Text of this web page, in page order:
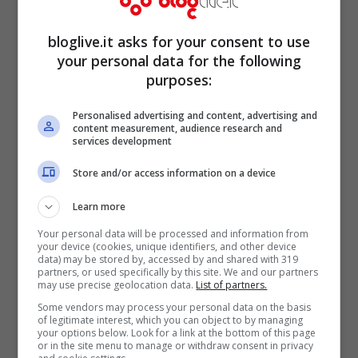
Il premier Giuseppe Conte (Facebook)
Il Presidente del Consiglio Giuseppe Conte
bloglive.it asks for your consent to use
your personal data for the following
purposes:
Personalised advertising and content, advertising and
content measurement, audience research and
services development
Store and/or access information on a device
Learn more
Your personal data will be processed and information from
your device (cookies, unique identifiers, and other device
data) may be stored by, accessed by and shared with 319
partners, or used specifically by this site. We and our partners
may use precise geolocation data. List of partners.
Some vendors may process your personal data on the basis
of legitimate interest, which you can object to by managing
your options below. Look for a link at the bottom of this page
or in the site menu to manage or withdraw consent in privacy